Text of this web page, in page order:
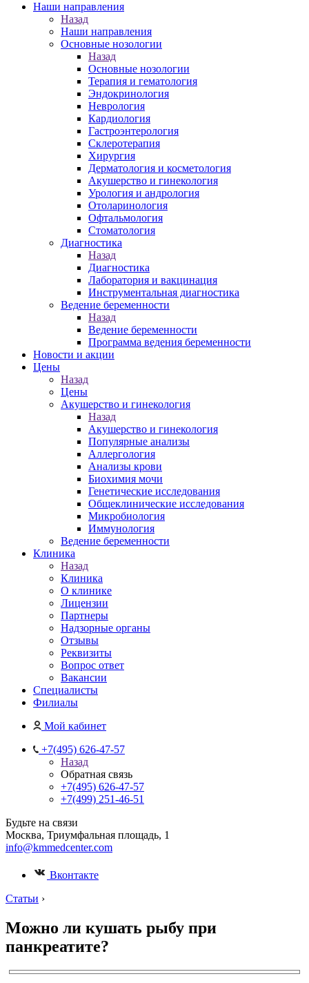
Наши направления
Назад
Наши направления
Основные нозологии
Назад
Основные нозологии
Терапия и гематология
Эндокринология
Неврология
Кардиология
Гастроэнтерология
Склеротерапия
Хирургия
Дерматология и косметология
Акушерство и гинекология
Урология и андрология
Отоларинология
Офтальмология
Стоматология
Диагностика
Назад
Диагностика
Лаборатория и вакцинация
Инструментальная диагностика
Ведение беременности
Назад
Ведение беременности
Программа ведения беременности
Новости и акции
Цены
Назад
Цены
Акушерство и гинекология
Назад
Акушерство и гинекология
Популярные анализы
Аллергология
Анализы крови
Биохимия мочи
Генетические исследования
Общеклинические исследования
Микробиология
Иммунология
Ведение беременности
Клиника
Назад
Клиника
О клинике
Лицензии
Партнеры
Надзорные органы
Отзывы
Реквизиты
Вопрос ответ
Вакансии
Специалисты
Филиалы
Мой кабинет
+7(495) 626-47-57
Назад
Обратная связь
+7(495) 626-47-57
+7(499) 251-46-51
Будьте на связи
Москва, Триумфальная площадь, 1
info@kmmedcenter.com
Вконтакте
Статьи ›
Можно ли кушать рыбу при
панкреатите?